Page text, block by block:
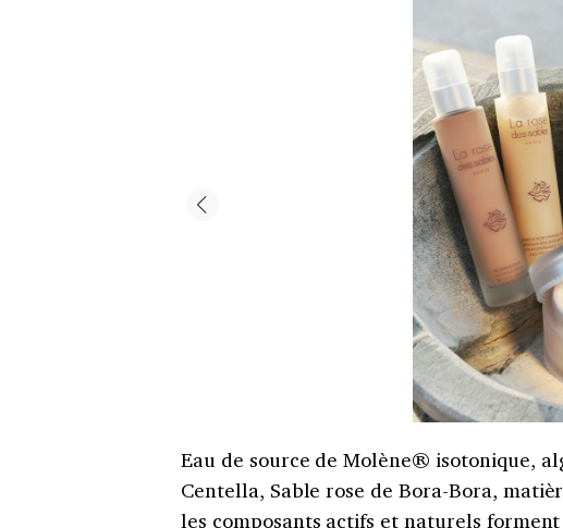
Eau de source de Molène® isotonique,
Centella, Sable rose de Bora-Bora,
les composants actifs et naturels